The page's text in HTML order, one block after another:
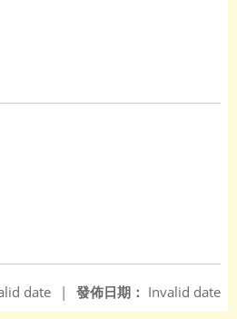
發佈日期： Invalid date
date |